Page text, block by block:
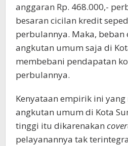
anggaran Rp. 468.000,-
besaran cicilan kredit
perbulannya. Maka,
angkutan umum saja di
membebani pendapatan
perbulannya.
Kenyataan empirik ini
angkutan umum di Kota
tinggi itu dikarenakan
pelayanannya tak